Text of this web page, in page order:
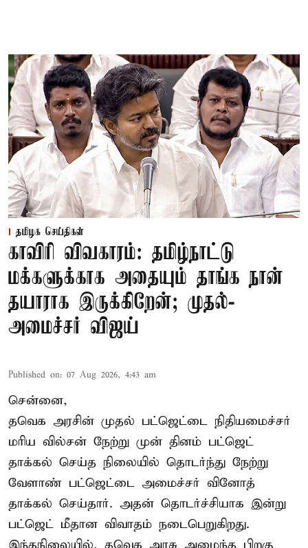
தமிழக செய்திகள்
காவிரி விவகாரம்: தமிழ்நாட்டு
மக்களுக்காக அதையும் தாங்க நான்
தயாராக இருக்கிறேன்; முதல்-
அமைச்சர் விஜய்
Published on: 07 Aug 2026, 4:43 am
சென்னை,
தவெக அரசின் முதல் பட்ஜெட்டை நிதியமைச்சர்
மரிய வில்சன் நேற்று முன் தினம் பட்ஜெட்
தாக்கல் செய்த நிலையில் தொடர்ந்து நேற்று
வேளாண் பட்ஜெட்டை அமைச்சர் வினோத்
தாக்கல் செய்தார். அதன் தொடர்ச்சியாக இன்று
பட்ஜெட் மீதான விவாதம் நடைபெறுகிறது.